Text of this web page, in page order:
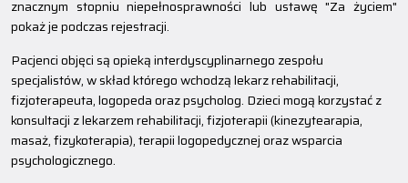
znacznym stopniu niepełnosprawności lub ustawę "Za życiem"
pokaż je podczas rejestracji.
Pacjenci objęci są opieką interdyscyplinarnego zespołu
specjalistów, w skład którego wchodzą lekarz rehabilitacji,
fizjoterapeuta, logopeda oraz psycholog. Dzieci mogą korzystać z
konsultacji z lekarzem rehabilitacji, fizjoterapii (kinezytearapia,
masaż, fizykoterapia), terapii logopedycznej oraz wsparcia
psychologicznego.